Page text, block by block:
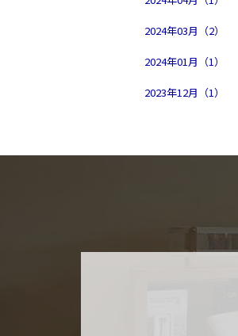
2024年03月（2）
2024年01月（1）
2023年12月（1）